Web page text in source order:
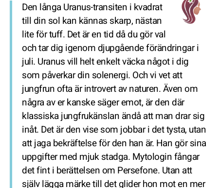
Den långa Uranus-transiten i kvadrat
till din sol kan kännas skarp, nästan
lite för tuff. Det är en tid då du gör val
och tar dig igenom djupgående förändringar i
juli. Uranus vill helt enkelt väcka något i dig
som påverkar din solenergi. Och vi vet att
jungfrun ofta är introvert av naturen. Även om
några av er kanske säger emot, är den där
klassiska jungfrukänslan ändå att man drar sig
inåt. Det är den vise som jobbar i det tysta, utan
att jaga bekräftelse för den han är. Han gör sina
uppgifter med mjuk stadga. Mytologin fångar
det fint i berättelsen om Persefone. Utan att
själv lägga märke till det glider hon mot en mer